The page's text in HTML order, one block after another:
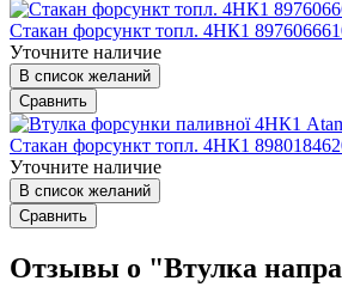
Стакан форсункт топл. 4HК1
Уточните наличие
В список желаний
Сравнить
Стакан форсункт топл. 4НК1
Уточните наличие
В список желаний
Сравнить
Отзывы о "Втулка